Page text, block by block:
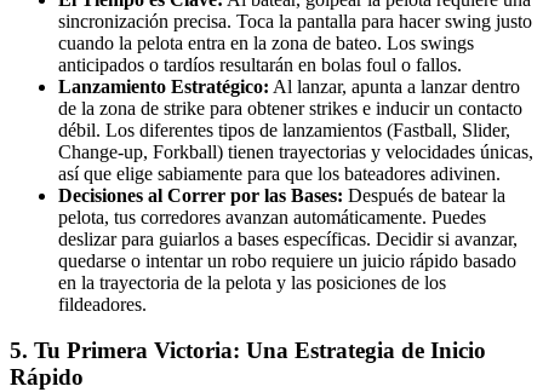
sincronización precisa. Toca la pantalla para hacer swing justo
cuando la pelota entra en la zona de bateo. Los swings
anticipados o tardíos resultarán en bolas foul o fallos.
Lanzamiento Estratégico: Al lanzar, apunta a lanzar dentro
de la zona de strike para obtener strikes e inducir un contacto
débil. Los diferentes tipos de lanzamientos (Fastball, Slider,
Change-up, Forkball) tienen trayectorias y velocidades únicas,
así que elige sabiamente para que los bateadores adivinen.
Decisiones al Correr por las Bases: Después de batear la
pelota, tus corredores avanzan automáticamente. Puedes
deslizar para guiarlos a bases específicas. Decidir si avanzar,
quedarse o intentar un robo requiere un juicio rápido basado
en la trayectoria de la pelota y las posiciones de los
fildeadores.
5. Tu Primera Victoria: Una Estrategia de Inicio
Rápido